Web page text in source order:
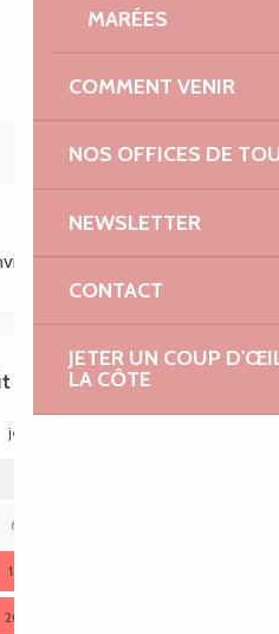
MARÉES
COMMENT VENIR
NOS OFFICES DE
NEWSLETTER
CONTACT
JETER UN COUP
LA CÔTE
2027
2026
je
6
13
20